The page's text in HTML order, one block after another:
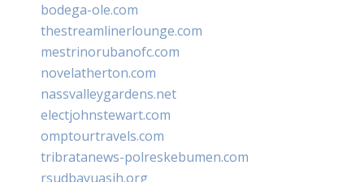
bodega-ole.com
thestreamlinerlounge.com
mestrinorubanofc.com
novelatherton.com
nassvalleygardens.net
electjohnstewart.com
omptourtravels.com
tribratanews-polreskebumen.com
rsudbayuasih.org